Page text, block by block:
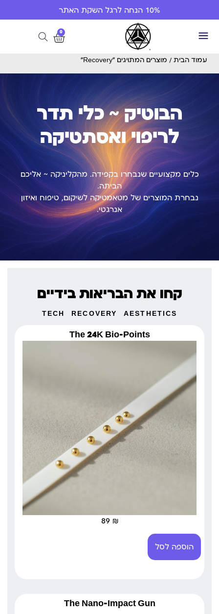
10% הנחה לרגל השקת האתר
0
עמוד הבית / מוצרים המתויגים “Recovery”
הבוטיק ~ כלי תדר
לריפוי ואסתטיקה
כלים מקצועיים שנבחרו בקפידה. מהקליניקה ~ אליכם
הביתה.
נבחרת המוצרים של מטאמטיקה לשיקום, טיפוח ואיזון
אנרגטי.
קחו את הבריאות בידיים
AESTHETICS
RECOVERY
TECH
The 24K Bio-Points
89 ₪
הוספה לסל
The Nano-Impact Gun